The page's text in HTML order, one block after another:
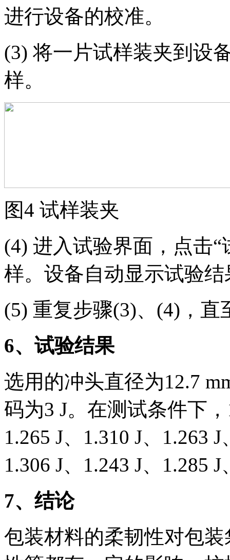
进行设备的校准。
(3) 将一片试样装夹到设
样。
图4 试样装夹
(4) 进入试验界面，点击
样。设备自动显示试验结
(5) 重复步骤(3)、(4)，
6、试验结果
选用的冲头直径为12.7
码为3 J。在测试条件下
1.265 J、1.310 J、1.263
1.306 J、1.243 J、1.285 J
7、结论
包装材料的柔韧性对包